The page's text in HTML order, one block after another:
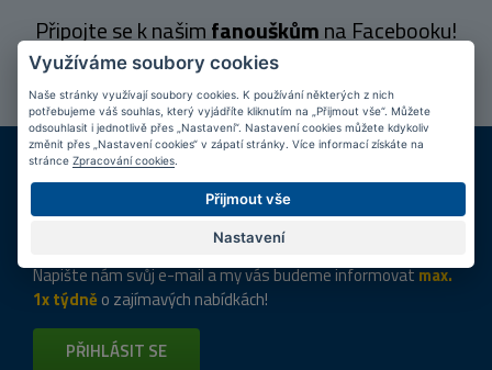
Připojte se k našimfanouškůmna Facebooku!
PŘIPOJIT SE
DOPRAVA ZDARMA
Při nákupu nad 2 000 Kč
KAMENNÉ PRODEJNY
Jsme na trhu více než 10 let
Napište nám svůj e-mail a my vás budeme informovatmax.
1x týdně o zajímavých nabídkách!
PŘIHLÁSIT SE
Využíváme soubory cookies
Naše stránky využívají soubory cookies. K používání některých z nich
potřebujeme váš souhlas, který vyjádříte kliknutím na „Přijmout vše“. Můžete
odsouhlasit i jednotlivě přes „Nastavení“. Nastavení cookies můžete kdykoliv
změnit přes „Nastavení cookies“ v zápatí stránky. Více informací získáte na
stránce Zpracování cookies
Přijmout vše
Nastavení